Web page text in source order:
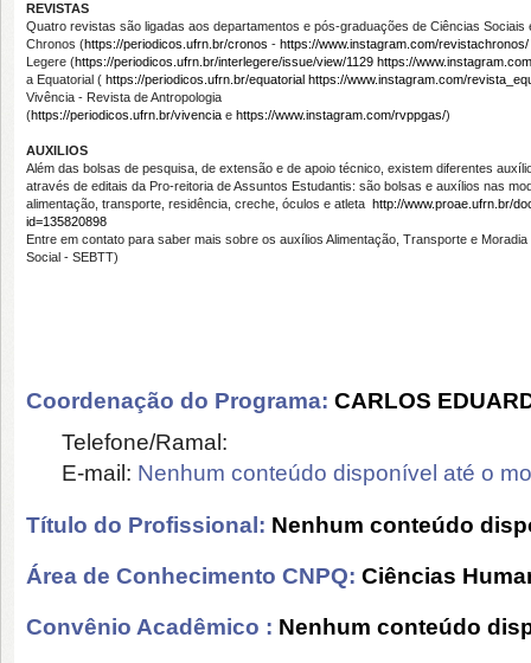
REVISTAS
Quatro revistas são ligadas aos departamentos e pós-graduações de Ciências Sociais
Chronos (https://periodicos.ufrn.br/cronos - https://www.instagram.com/revistachronos/
Legere (https://periodicos.ufrn.br/interlegere/issue/view/1129 https://
a Equatorial ( https://periodicos.ufrn.br/equatorial https://www.instagram.com/
Vivência - Revista de Antropologia
(https://periodicos.ufrn.br/vivencia e https://www.instagram.com/rvppgas/)
AUXILIOS
Além das bolsas de pesquisa, de extensão e de apoio técnico, existem diferentes
através de editais da Pro-reitoria de Assuntos Estudantis: são bolsas e auxílios nas
alimentação, transporte, residência, creche, óculos e atleta http://www.proae.ufrn.br/
id=135820898
Entre em contato para saber mais sobre os auxílios Alimentação, Transporte e
Social - SEBTT)
Coordenação do Programa: CARLOS
Telefone/Ramal:
E-mail: Nenhum conteúdo disponível até o
Título do Profissional: Nenhum conteúdo
Área de Conhecimento CNPQ: Ciências
Convênio Acadêmico : Nenhum conteúdo